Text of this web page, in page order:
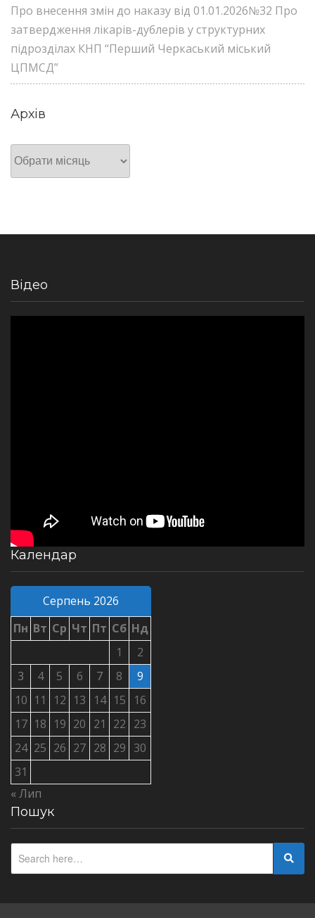
Про внесення змін до наказу від 01.01.2026№32 Про
затвердження лікарів-дублерів у структурних
підрозділах КНП “Перший Черкаський міський
ЦПМСД”
Архів
Архів
Відео
Календар
Серпень 2026
Пн Вт Ср Чт Пт Сб Нд
1
2
3
4 5 6 7 8
9
10 11 12 13 14 15
16
17 18 19 20 21 22 23
24 25 26 27 28 29 30
31
« Лип
Пошук